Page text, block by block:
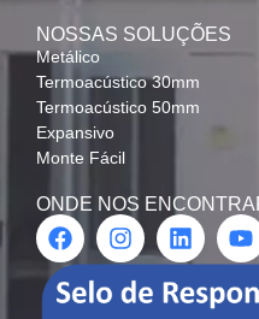
NOSSAS SOLUÇÕES
Metálico
Termoacústico 30mm
Termoacústico 50mm
Expansivo
Monte Fácil
ONDE NOS